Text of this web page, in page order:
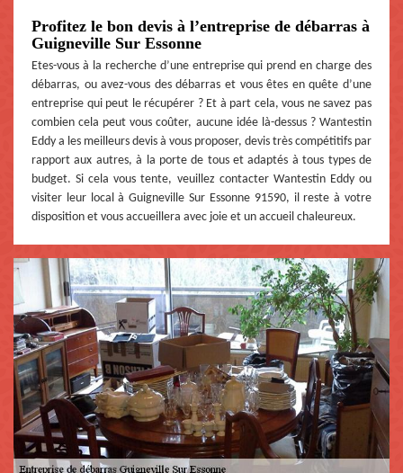
Profitez le bon devis à l’entreprise de débarras à
Guigneville Sur Essonne
Etes-vous à la recherche d’une entreprise qui prend en charge des
débarras, ou avez-vous des débarras et vous êtes en quête d’une
entreprise qui peut le récupérer ? Et à part cela, vous ne savez pas
combien cela peut vous coûter, aucune idée là-dessus ? Wantestin
Eddy a les meilleurs devis à vous proposer, devis très compétitifs par
rapport aux autres, à la porte de tous et adaptés à tous types de
budget. Si cela vous tente, veuillez contacter Wantestin Eddy ou
visiter leur local à Guigneville Sur Essonne 91590, il reste à votre
disposition et vous accueillera avec joie et un accueil chaleureux.